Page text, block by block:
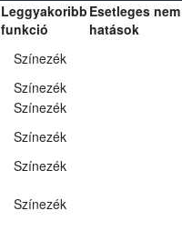
Leggyakoribb
funkció
Esetleges
hatások
Színezék
Színezék
Színezék
Színezék
Színezék
Színezék